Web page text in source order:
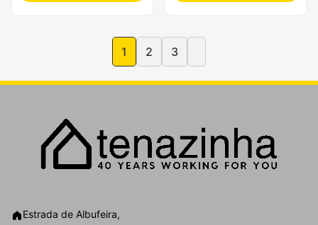
1 2 3
Estrada de Albufeira,